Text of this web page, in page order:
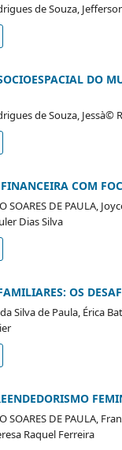
de Souza,
DO
de Souza, Jessà©
COM
SOARES DE PAULA,
Dias Silva
OS
Silva de Paula, Érica
SOARES DE PAULA,
Raquel Ferreira